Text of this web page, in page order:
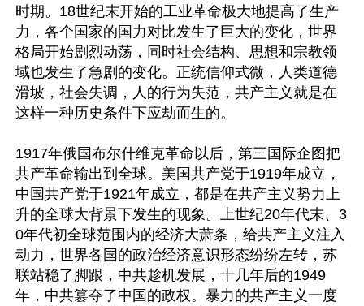
时期。18世纪末开始的工业革命极大地提高了生产
力，各个国家的国力对比发生了巨大的变化，世界
格局开始剧烈动荡，同时社会结构、思想和宗教领
域也发生了急剧的变化。正统信仰式微，人类道德
滑坡，社会失调，人的行为失范，共产主义就是在
这样一种历史条件下应劫而生的。
1917年俄国布尔什维克革命以后，第三国际企图把
共产革命输出到全球。美国共产党于1919年成立，
中国共产党于1921年成立，都是在共产主义势力上
升的全球大背景下发生的现象。上世纪20年代末、3
0年代初全球范围内的经济大萧条，给共产主义注入
动力，世界各国的政治经济意识形态纷纷左转，苏
联站稳了脚跟，中共趁机发展，十几年后的1949
年，中共篡夺了中国的政权。暴力的共产主义一度